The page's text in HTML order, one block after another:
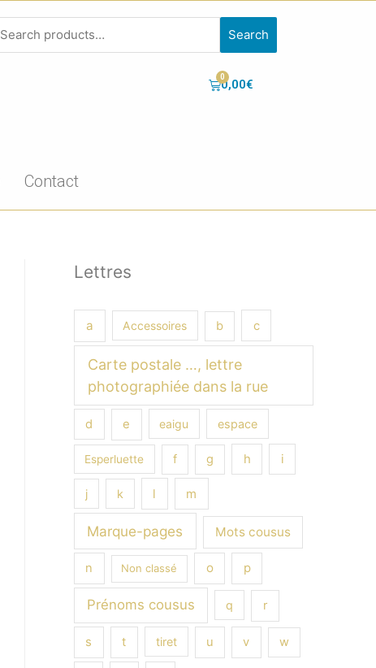
Search
0,00€
Contact
Lettres
a Accessoires b c
Carte postale …, lettre
photographiée dans la rue
d e eaigu espace
Esperluette f g h i
j k l m
Marque-pages Mots cousus
n Non classé o p
Prénoms cousus q r
s t tiret u v w